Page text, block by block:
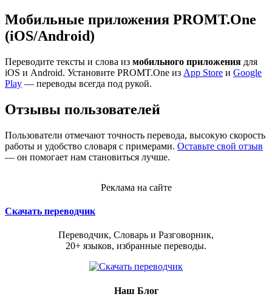
Мобильные приложения PROMT.One
(iOS/Android)
Переводите тексты и слова из мобильного приложения для
iOS и Android. Установите PROMT.One из App Store и Google
Play — переводы всегда под рукой.
Отзывы пользователей
Пользователи отмечают точность перевода, высокую скорость
работы и удобство словаря с примерами. Оставьте свой отзыв
— он помогает нам становиться лучше.
Реклама на сайте
Скачать переводчик
Переводчик, Словарь и Разговорник,
20+ языков, избранные переводы.
Наш Блог